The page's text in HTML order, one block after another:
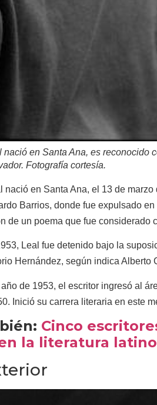
en Santa Ana, es reconocido
Fotografía cortesía.
nació en Santa Ana, el 13 de
Barrios, donde fue expulsado
de un poema que fue considerado
Leal fue detenido bajo la
Hernández, según indica Alberto
de 1953, el escritor ingresó al
Inició su carrera literaria en este
Cinco
la literatura